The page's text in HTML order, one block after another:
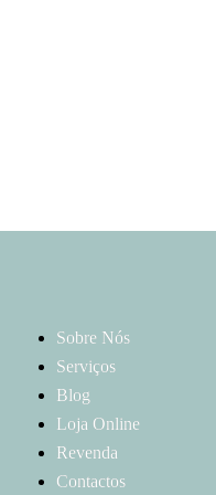
Sobre Nós
Serviços
Blog
Loja Online
Revenda
Contactos